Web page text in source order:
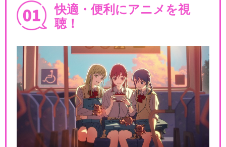
快適・便利にアニメを視
聴！